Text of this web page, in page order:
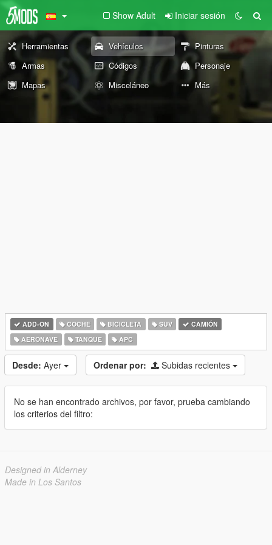
Show Adult Iniciar sesión
Herramientas Vehículos
Pinturas
Armas
Códigos
Personaje
Mapas
Misceláneo Más
ADD-ON COCHE BICICLETA SUV
CAMIÓN
AERONAVE
TANQUE APC
Desde: Ayer Ordenar por: Subidas recientes
No se han encontrado archivos, por favor, prueba cambiando
los criterios del filtro:
Designed in Alderney
Made in Los Santos